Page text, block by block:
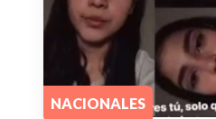
NACIONALES